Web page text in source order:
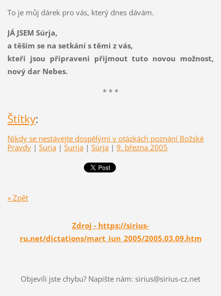
To je můj dárek pro vás, který dnes dávám.
JÁ JSEM Súrja,
a těším se na setkání s těmi z vás,
kteří jsou připraveni přijmout tuto novou možnost,
nový dar Nebes.
* * *
Štítky:
Nikdy se nestávejte dospělými v otázkách poznání Božské
Pravdy | Suria | Surija | Súrja | 9. března 2005
« Zpět
Zdroj - https://sirius-
ru.net/dictations/mart_iun_2005/2005.03.09.htm
Objevili jste chybu? Napište nám: sirius@sirius-cz.net